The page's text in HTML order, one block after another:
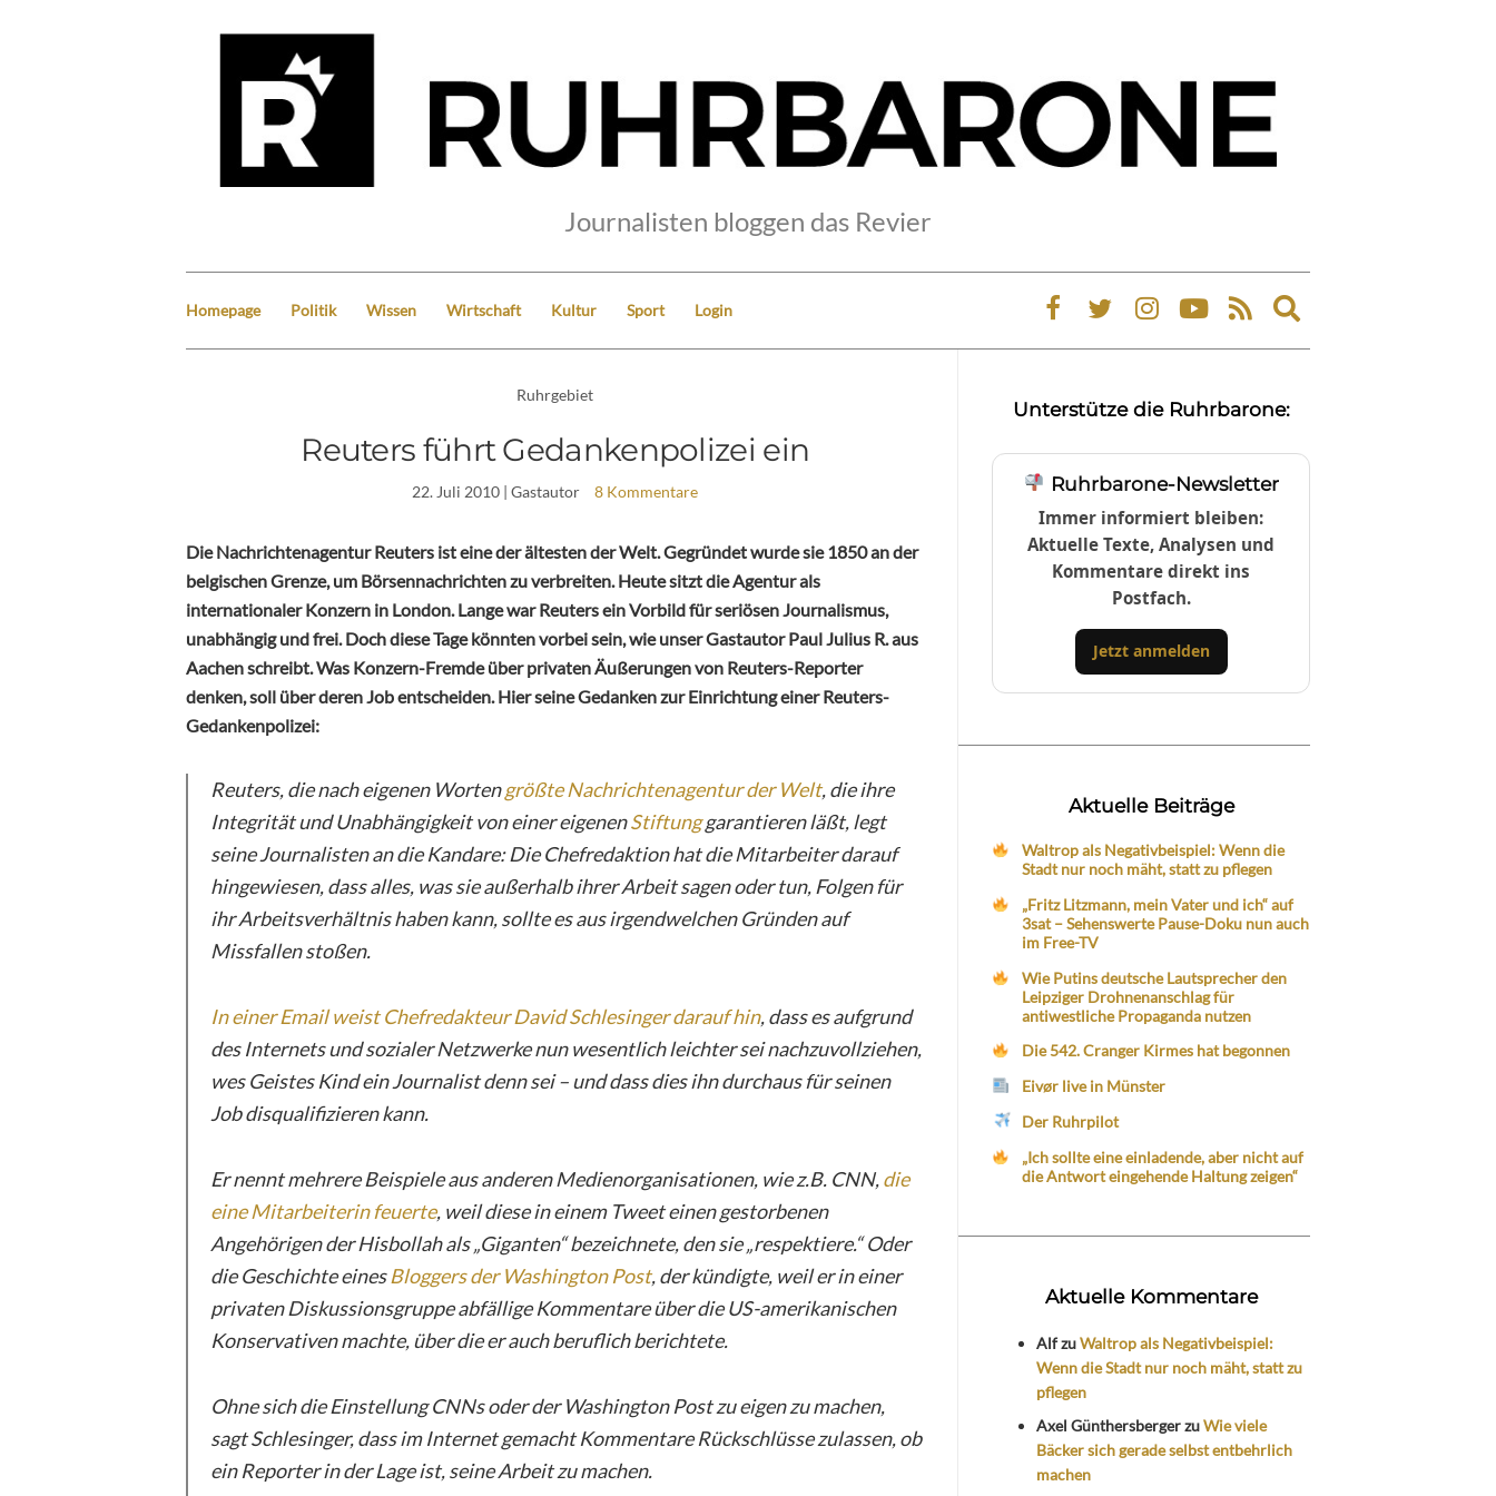
Journalisten bloggen das Revier
Homepage Politik Wissen Wirtschaft Kultur Sport Login
Expand
search
Ruhrgebiet
Reuters führt Gedankenpolizei ein
22. Juli 2010 | Gastautor 8 Kommentare
Die Nachrichtenagentur Reuters ist eine der ältesten der Welt. Gegründet wurde sie 1850 an der
belgischen Grenze, um Börsennachrichten zu verbreiten. Heute sitzt die Agentur als
internationaler Konzern in London. Lange war Reuters ein Vorbild für seriösen Journalismus,
unabhängig und frei. Doch diese Tage könnten vorbei sein, wie unser Gastautor Paul Julius R. aus
Aachen schreibt. Was Konzern-Fremde über privaten Äußerungen von Reuters-Reporter
denken, soll über deren Job entscheiden. Hier seine Gedanken zur Einrichtung einer Reuters-
Gedankenpolizei:
Reuters, die nach eigenen Wortengrößte Nachrichtenagentur der Welt, die ihre
Integrität und Unabhängigkeit von einer eigenenStiftunggarantieren läßt, legt
seine Journalisten an die Kandare: Die Chefredaktion hat die Mitarbeiter darauf
hingewiesen, dass alles, was sie außerhalb ihrer Arbeit sagen oder tun, Folgen für
ihr Arbeitsverhältnis haben kann, sollte es aus irgendwelchen Gründen auf
Missfallen stoßen.
In einer Email weist Chefredakteur David Schlesinger darauf hin, dass es aufgrund
des Internets und sozialer Netzwerke nun wesentlich leichter sei nachzuvollziehen,
wes Geistes Kind ein Journalist denn sei – und dass dies ihn durchaus für seinen
Job disqualifizieren kann.
Er nennt mehrere Beispiele aus anderen Medienorganisationen, wie z.B. CNN,die
eine Mitarbeiterin feuerte, weil diese in einem Tweet einen gestorbenen
Angehörigen der Hisbollah als „Giganten“ bezeichnete, den sie „respektiere.“ Oder
die Geschichte einesBloggers der Washington Post, der kündigte, weil er in einer
privaten Diskussionsgruppe abfällige Kommentare über die US-amerikanischen
Konservativen machte, über die er auch beruflich berichtete.
Ohne sich die Einstellung CNNs oder der Washington Post zu eigen zu machen,
sagt Schlesinger, dass im Internet gemacht Kommentare Rückschlüsse zulassen, ob
ein Reporter in der Lage ist, seine Arbeit zu machen.
Unterstütze die Ruhrbarone:
Ruhrbarone-Newsletter
Immer informiert bleiben:
Aktuelle Texte, Analysen und
Kommentare direkt ins
Postfach.
Jetzt anmelden
Aktuelle Beiträge
Waltrop als Negativbeispiel: Wenn die
Stadt nur noch mäht, statt zu pflegen
„Fritz Litzmann, mein Vater und ich“ auf
3sat – Sehenswerte Pause-Doku nun auch
im Free-TV
Wie Putins deutsche Lautsprecher den
Leipziger Drohnenanschlag für
antiwestliche Propaganda nutzen
Die 542. Cranger Kirmes hat begonnen
Eivør live in Münster
Der Ruhrpilot
„Ich sollte eine einladende, aber nicht auf
die Antwort eingehende Haltung zeigen“
Aktuelle Kommentare
AlfzuWaltrop als Negativbeispiel:
Wenn die Stadt nur noch mäht, statt zu
pflegen
Axel GünthersbergerzuWie viele
Bäcker sich gerade selbst entbehrlich
machen